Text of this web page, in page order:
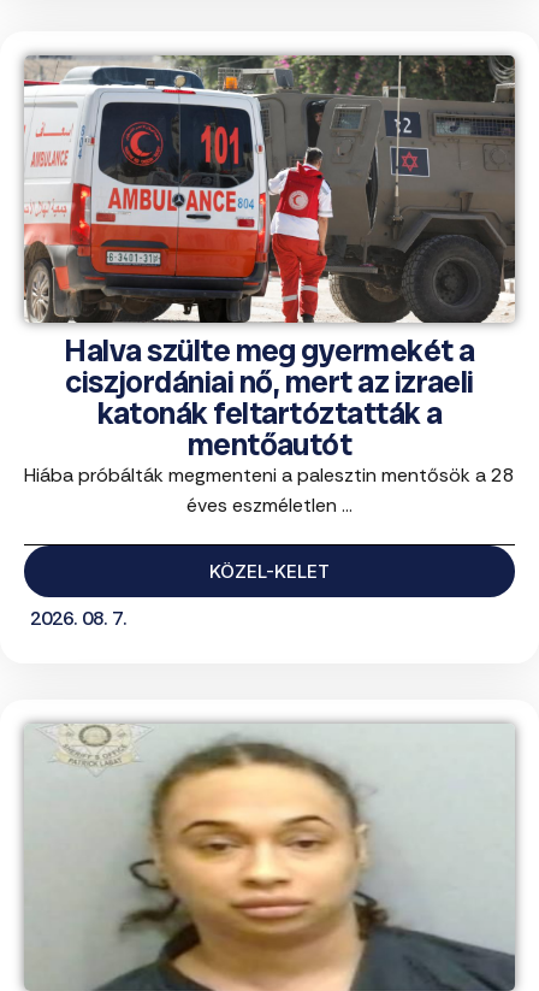
Halva szülte meg gyermekét a
ciszjordániai nő, mert az izraeli
katonák feltartóztatták a
mentőautót
Hiába próbálták megmenteni a palesztin mentősök a 28
éves eszméletlen ...
KÖZEL-KELET
2026. 08. 7.